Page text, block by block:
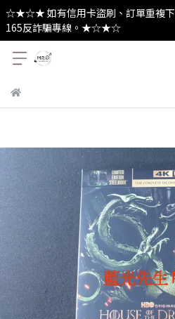
☆★☆★ 如有信用卡盜刷、訂單重複下
165反詐騙專線。★☆★☆